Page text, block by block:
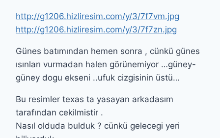
http://g1206.hizliresim.com/y/3/7f7vm.jpg
http://g1206.hizliresim.com/y/3/7f7zn.jpg
Günes batımından hemen sonra , cünkü günes
ısınları vurmadan halen görünemiyor …güney-
güney dogu ekseni ..ufuk cizgisinin üstü…
Bu resimler texas ta yasayan arkadasım
tarafından cekilmistir .
Nasıl olduda bulduk ? cünkü gelecegi yeri